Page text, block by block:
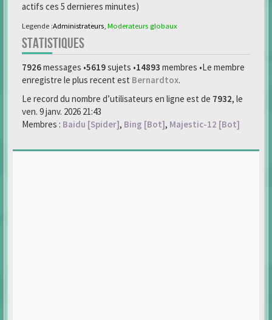
actifs ces 5 dernieres minutes)
Legende :Administrateurs Moderateurs globaux
STATISTIQUES
7926messages •5619sujets •14893 membres •Le membre
enregistre le plus recent est Bernardtox.
Le record du nombre d’utilisateurs en ligne est de 7932, le
ven. 9 janv. 2026 21:43
Membres : Baidu [Spider], Bing [Bot], Majestic-12 [Bot]